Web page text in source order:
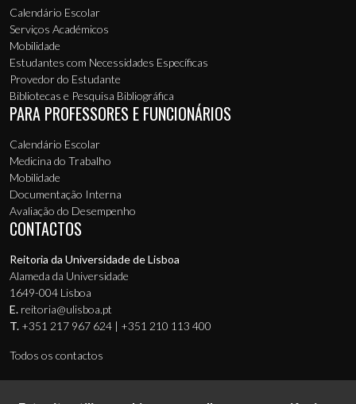
Calendário Escolar
Serviços Académicos
Mobilidade
Estudantes com Necessidades Específicas
Provedor do Estudante
Bibliotecas e Pesquisa Bibliográfica
PARA PROFESSORES E FUNCIONÁRIOS
Calendário Escolar
Medicina do Trabalho
Mobilidade
Documentação Interna
Avaliação do Desempenho
CONTACTOS
Reitoria da Universidade de Lisboa
Alameda da Universidade
1649-004 Lisboa
E. reitoria@ulisboa.pt
T. +351 217 967 624 | +351 210 113 400
Todos os contactos